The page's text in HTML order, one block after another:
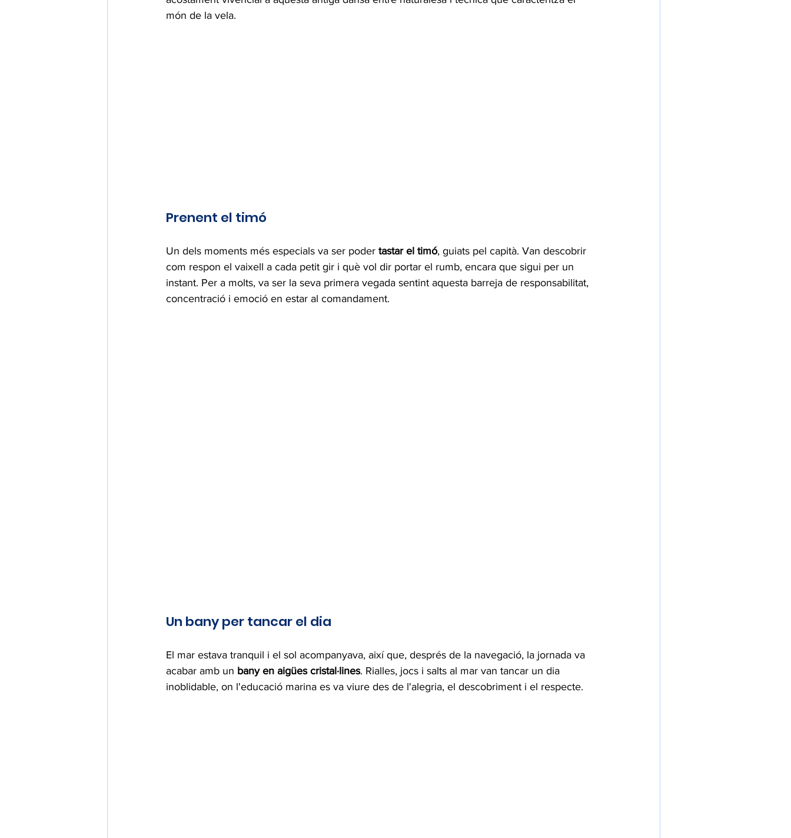
món de la vela.
Prenent el timó
Un dels moments més especials va ser poder tastar el timó, guiats pel capità. Van descobrir
com respon el vaixell a cada petit gir i què vol dir portar el rumb, encara que sigui per un
instant. Per a molts, va ser la seva primera vegada sentint aquesta barreja de responsabilitat,
concentració i emoció en estar al comandament.
Un bany per tancar el dia
El mar estava tranquil i el sol acompanyava, així que, després de la navegació, la jornada va
acabar amb un bany en aigües cristal·lines. Rialles, jocs i salts al mar van tancar un dia
inoblidable, on l'educació marina es va viure des de l'alegria, el descobriment i el respecte.